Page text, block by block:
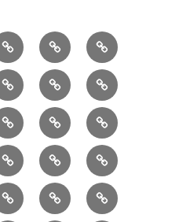
3/10：
は
ぎ
れ
4/10：
Ｈ
Ｍ
Ｂ
教
室
5/10：
事
業
9/10：
コ
ー
デ
creema
で
販
売
中
の
ハ
①
入
園
バ
ッ
グ
セ
⑤
巾
着
シ
ョ
ル
⑥
小
動
物
用
小
⑦
リ
ュ
ッ
ク
⑪
マ
ス
ク
⑫
ポ
ー
チ
⑬
ボ
デ
ィ
⑰
ピ
⑱
ビ
⑲
バ